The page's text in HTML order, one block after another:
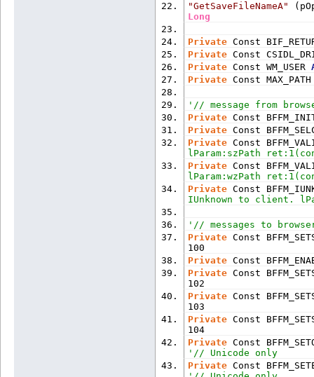
"GetSaveFileNameA"
Long
Private Const
Private Const
Private Const WM_USER
Private Const
'// message from
Private Const
Private Const
Private Const
lParam:szPath
Private Const
lParam:wzPath
Private Const
IUnknown to client.
'// messages to
Private Const
100
Private Const
Private Const
102
Private Const
103
Private Const
104
Private Const
'// Unicode only
Private Const